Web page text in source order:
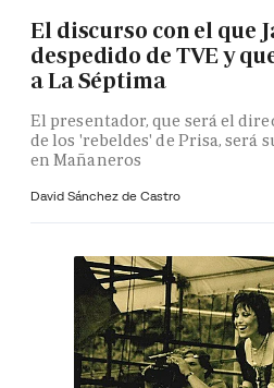
El discurso con el que
despedido de TVE y
a La Séptima
El presentador, que será el
de los 'rebeldes' de Prisa, será
en Mañaneros
David Sánchez de Castro